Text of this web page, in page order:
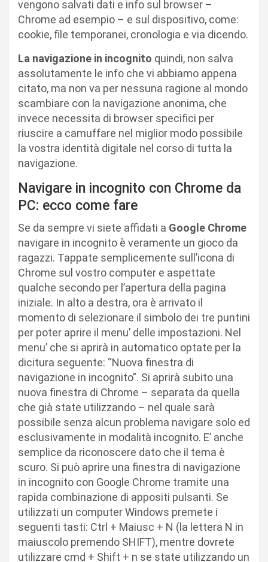
vengono salvati dati e info sul browser –
Chrome ad esempio – e sul dispositivo, come:
cookie, file temporanei, cronologia e via dicendo.
La navigazione in incognito quindi, non salva
assolutamente le info che vi abbiamo appena
citato, ma non va per nessuna ragione al mondo
scambiare con la navigazione anonima, che
invece necessita di browser specifici per
riuscire a camuffare nel miglior modo possibile
la vostra identità digitale nel corso di tutta la
navigazione.
Navigare in incognito con Chrome da
PC: ecco come fare
Se da sempre vi siete affidati a Google Chrome
navigare in incognito è veramente un gioco da
ragazzi. Tappate semplicemente sull’icona di
Chrome sul vostro computer e aspettate
qualche secondo per l’apertura della pagina
iniziale. In alto a destra, ora è arrivato il
momento di selezionare il simbolo dei tre puntini
per poter aprire il menu’ delle impostazioni. Nel
menu’ che si aprirà in automatico optate per la
dicitura seguente: “Nuova finestra di
navigazione in incognito”. Si aprirà subito una
nuova finestra di Chrome – separata da quella
che già state utilizzando – nel quale sarà
possibile senza alcun problema navigare solo ed
esclusivamente in modalità incognito. E’ anche
semplice da riconoscere dato che il tema è
scuro. Si può aprire una finestra di navigazione
in incognito con Google Chrome tramite una
rapida combinazione di appositi pulsanti. Se
utilizzati un computer Windows premete i
seguenti tasti: Ctrl + Maiusc + N (la lettera N in
maiuscolo premendo SHIFT), mentre dovrete
utilizzare cmd + Shift + n se state utilizzando un